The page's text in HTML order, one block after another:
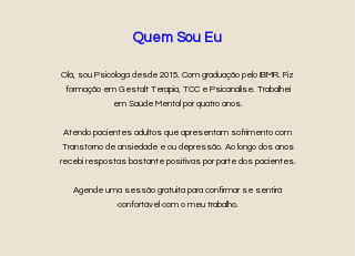
Quem Sou Eu
Olá, sou Psicóloga desde 2015. Com graduação pelo IBMR. Fiz
formação em Gestalt Terapia, TCC e Psicanálise. Trabalhei
em Saúde Mental por quatro anos.
Atendo pacientes adultos que apresentam sofrimento com
Transtorno de ansiedade e ou depressão. Ao longo dos anos
recebi respostas bastante positivas por parte dos pacientes.
Agende uma sessão gratuita para confirmar se sentirá
confortável com o meu trabalho.